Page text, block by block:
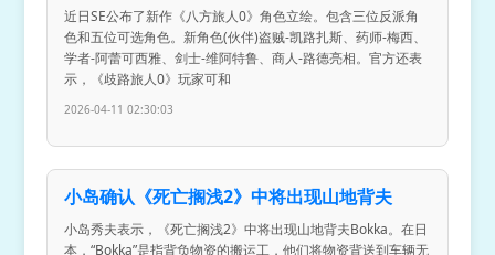
近日SE公布了新作《八方旅人0》角色立绘。包含三位反派角
色和五位可选角色。新角色(伙伴)盗贼-凯路扎斯、药师-梅西、
学者-阿蕾可西雅、剑士-维阿特鲁、商人-路德亮相。官方还表
示，《歧路旅人0》玩家可和
2026-04-11 02:30:03
小岛确认《死亡搁浅2》中将出现山地背夫
小岛秀夫表示，《死亡搁浅2》中将出现山地背夫Bokka。在日
本，“Bokka”是指背负物资的搬运工，他们将物资背送到车辆无